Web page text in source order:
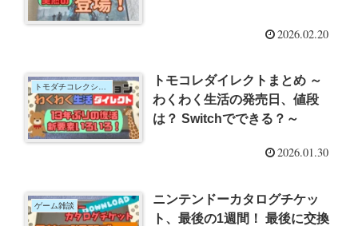
2026.02.20
トモコレダイレクトまとめ ～
わくわく生活の発売日、値段
は？ Switchでできる？～
2026.01.30
ゲーム雑談
ニンテンドーカタログチケッ
ト、最後の1週間！ 最後に交換